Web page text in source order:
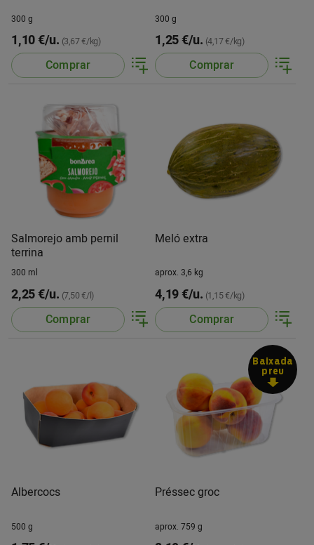
300 g
1,10 €/u. (3,67 €/kg)
Comprar
300 g
1,25 €/u. (4,17 €/kg)
Comprar
Salmorejo amb pernil
terrina
300 ml
2,25 €/u. (7,50 €/l)
Comprar
Meló extra
aprox. 3,6 kg
4,19 €/u. (1,15 €/kg)
Comprar
Albercocs
500 g
Baixada
preu
Préssec groc
aprox. 759 g